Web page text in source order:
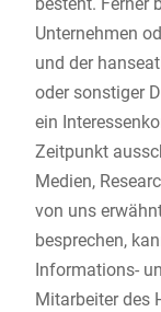
Unternehmen
und der
oder sonstiger
ein
Zeitpunkt
Medien,
von uns
besprechen,
Informations-
Mitarbeiter des